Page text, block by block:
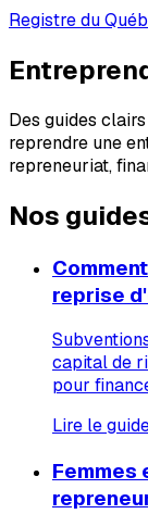
Registre du
Des guides
reprendre une
repreneuriat,
Nos
reprise
capital de
pour
Lire le
Femmes